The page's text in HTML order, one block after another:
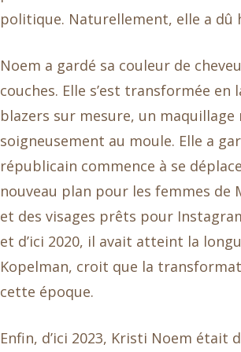
politique. Naturellement, elle a dû
Noem a gardé sa couleur de
couches. Elle s’est transformée en
blazers sur mesure, un
soigneusement au moule. Elle a
républicain commence à se
nouveau plan pour les femmes de
et des visages prêts pour
et d’ici 2020, il avait atteint la
Kopelman, croit que la
cette époque.
Enfin, d’ici 2023, Kristi Noem